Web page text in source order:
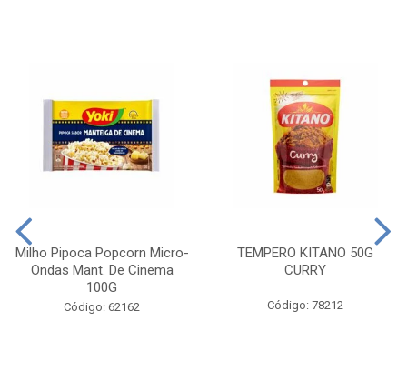
Milho Pipoca Popcorn Micro-
Ondas Mant. De Cinema
100G
Código: 62162
TEMPERO KITANO 50G
CURRY
Código: 78212